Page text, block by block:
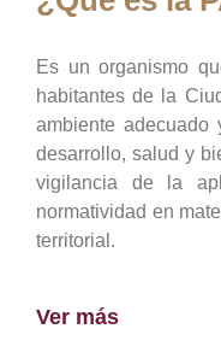
Es un organismo
habitantes de la
ambiente adecuado
desarrollo, salud y
vigilancia de la
normatividad en
territorial.
Ver más